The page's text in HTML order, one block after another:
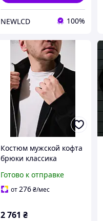
NEWLCD 100%
Костюм мужской кофта
брюки классика
Готово к отправке
от276₴/мес
2 761 ₴